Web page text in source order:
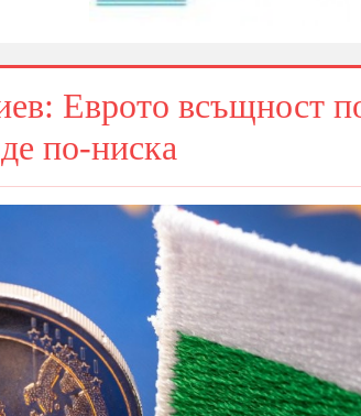
Еврото всъщност
по-ниска